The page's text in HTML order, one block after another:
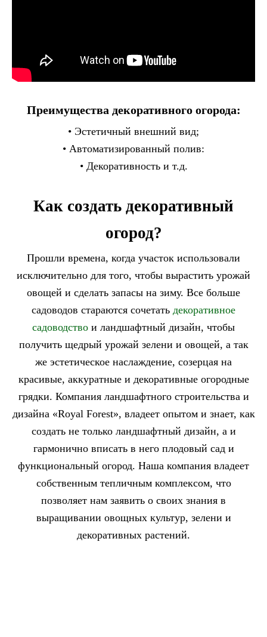
Преимущества декоративного огорода:
• Эстетичный внешний вид;
• Автоматизированный полив:
• Декоративность и т.д.
Как создать декоративный
огород?
Прошли времена, когда участок использовали
исключительно для того, чтобы вырастить урожай
овощей и сделать запасы на зиму. Все больше
садоводов стараются сочетать декоративное
садоводство и ландшафтный дизайн, чтобы
получить щедрый урожай зелени и овощей, а так
же эстетическое наслаждение, созерцая на
красивые, аккуратные и декоративные огородные
грядки. Компания ландшафтного строительства и
дизайна «Royal Forest», владеет опытом и знает, как
создать не только ландшафтный дизайн, а и
гармонично вписать в него плодовый сад и
функциональный огород. Наша компания владеет
собственным тепличным комплексом, что
позволяет нам заявить о своих знания в
выращивании овощных культур, зелени и
декоративных растений.